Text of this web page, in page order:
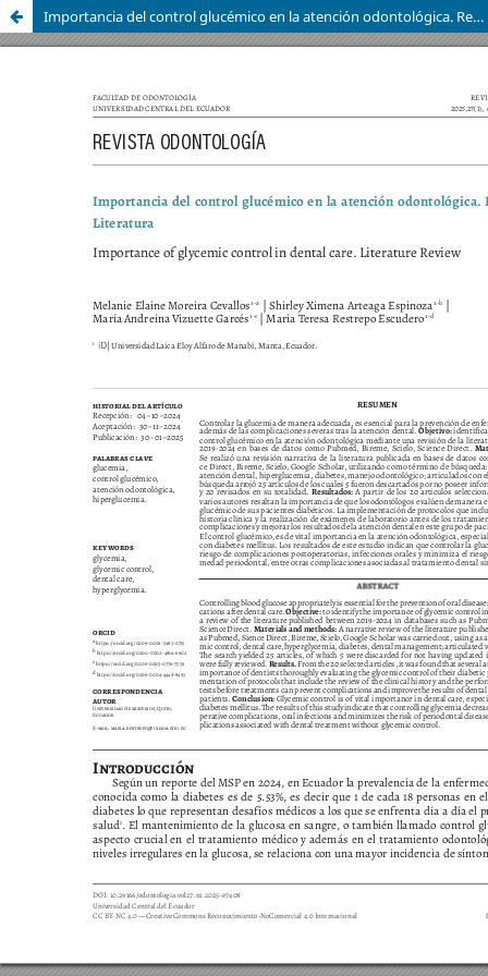
Importancia del control glucémico en la atención odontológica. Revisión de Literatura